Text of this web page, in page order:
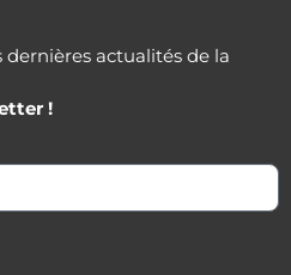
actualités de la
!